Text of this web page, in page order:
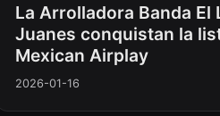
La Arrolladora Banda El
Juanes conquistan la
Mexican Airplay
2026-01-16